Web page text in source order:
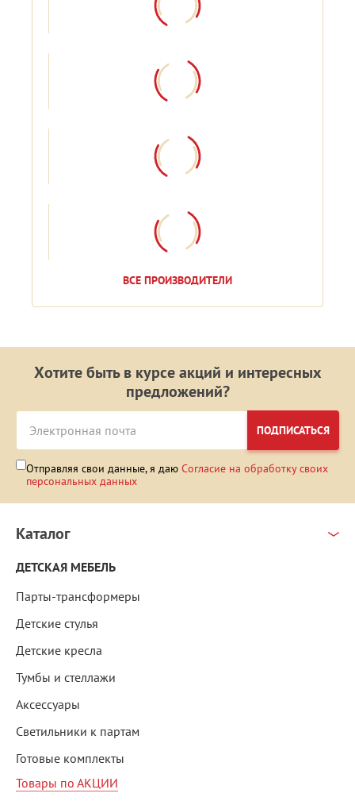
ВСЕ ПРОИЗВОДИТЕЛИ
Хотите быть в курсе акций и интересных
предложений?
ПОДПИСАТЬСЯ
Отправляя свои данные, я даю Согласие на обработку своих
персональных данных
Каталог
ДЕТСКАЯ МЕБЕЛЬ
Парты-трансформеры
Детские стулья
Детские кресла
Тумбы и стеллажи
Аксессуары
Светильники к партам
Готовые комплекты
Товары по АКЦИИ